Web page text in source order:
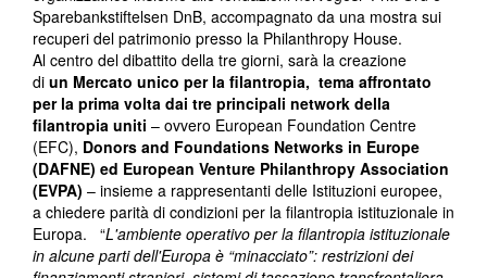
Sparebankstiftelsen DnB, accompagnato da una mostra sui
recuperi del patrimonio presso la Philanthropy House.
Al centro del dibattito della tre giorni, sarà la creazione
di un Mercato unico per la filantropia, tema affrontato
per la prima volta dai tre principali network della
filantropia uniti – ovvero European Foundation Centre
(EFC), Donors and Foundations Networks in Europe
(DAFNE) ed European Venture Philanthropy Association
(EVPA) – insieme a rappresentanti delle Istituzioni europee,
a chiedere parità di condizioni per la filantropia istituzionale in
Europa. “L'ambiente operativo per la filantropia istituzionale
in alcune parti dell'Europa è “minacciato”: restrizioni dei